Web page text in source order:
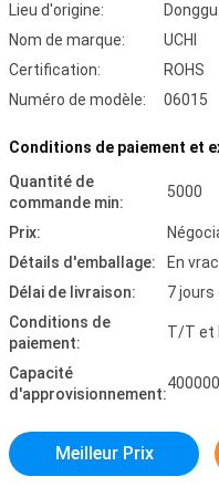
Lieu d'origine:
Nom de marque:
UCHI
Certification:
ROHS
Numéro de modèle:
06015
Conditions de paiement et
Quantité de
commande min:
5000
Prix:
Détails d'emballage:
En vrac
Délai de livraison:
7 jours
Conditions de
paiement:
T/T et
Capacité
d'approvisionnement:
Meilleur Prix